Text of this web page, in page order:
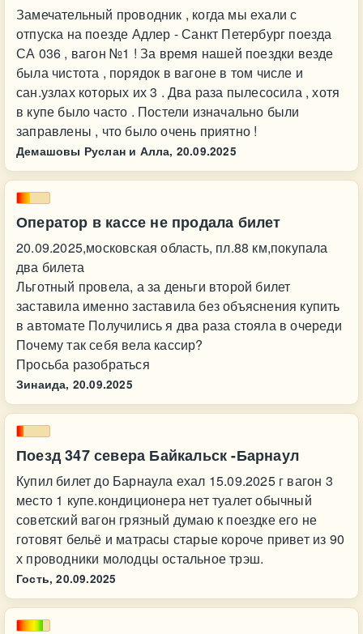
Замечательный проводник , когда мы ехали с
отпуска на поезде Адлер - Санкт Петербург поезда
СА 036 , вагон №1 ! За время нашей поездки везде
была чистота , порядок в вагоне в том числе и
сан.узлах которых их 3 . Два раза пылесосила , хотя
в купе было часто . Постели изначально были
заправлены , что было очень приятно !
Демашовы Руслан и Алла, 20.09.2025
Оператор в кассе не продала билет
20.09.2025,московская область, пл.88 км,покупала
два билета
Льготный провела, а за деньги второй билет
заставила именно заставила без объяснения купить
в автомате Получились я два раза стояла в очереди
Почему так себя вела кассир?
Просьба разобраться
Зинаида, 20.09.2025
Поезд 347 севера Байкальск -Барнаул
Купил билет до Барнаула ехал 15.09.2025 г вагон 3
место 1 купе.кондиционера нет туалет обычный
советский вагон грязный думаю к поездке его не
готовят бельё и матрасы старые короче привет из 90
х проводники молодцы остальное трэш.
Гость, 20.09.2025